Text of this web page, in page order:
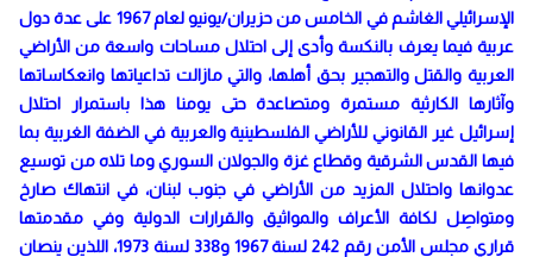
الإسرائيلي الغاشم في الخامس من حزيران/يونيو لعام 1967 على عدة دول
عربية فيما يعرف بالنكسة وأدى إلى احتلال مساحات واسعة من الأراضي
العربية والقتل والتهجير بحق أهلها، والتي مازالت تداعياتها وانعكاساتها
وآثارها الكارثية مستمرة ومتصاعدة حتى يومنا هذا باستمرار احتلال
إسرائيل غير القانوني للأراضي الفلسطينية والعربية في الضفة الغربية بما
فيها القدس الشرقية وقطاع غزة والجولان السوري وما تلاه من توسيع
عدوانها واحتلال المزيد من الأراضي في جنوب لبنان، في انتهاك صارخ
ومتواصِل لكافة الأعراف والمواثيق والقرارات الدولية وفي مقدمتها
قراري مجلس الأمن رقم 242 لسنة 1967 و338 لسنة 1973، اللذين ينصان